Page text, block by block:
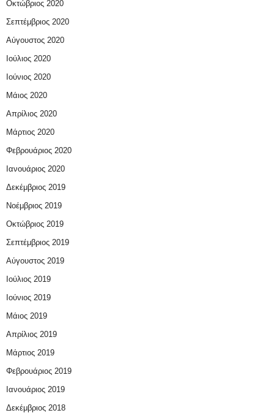
Οκτώβριος 2020
Σεπτέμβριος 2020
Αύγουστος 2020
Ιούλιος 2020
Ιούνιος 2020
Μάιος 2020
Απρίλιος 2020
Μάρτιος 2020
Φεβρουάριος 2020
Ιανουάριος 2020
Δεκέμβριος 2019
Νοέμβριος 2019
Οκτώβριος 2019
Σεπτέμβριος 2019
Αύγουστος 2019
Ιούλιος 2019
Ιούνιος 2019
Μάιος 2019
Απρίλιος 2019
Μάρτιος 2019
Φεβρουάριος 2019
Ιανουάριος 2019
Δεκέμβριος 2018